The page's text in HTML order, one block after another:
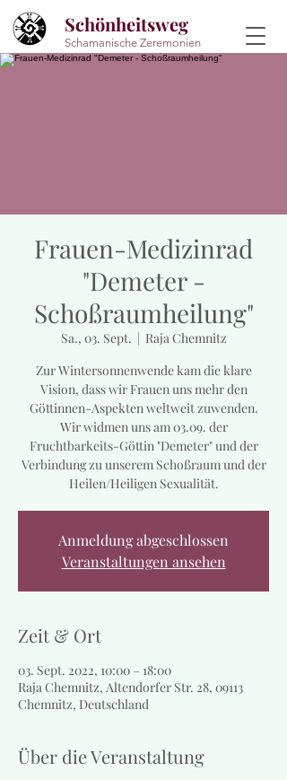
Schönheitsweg
Schamanische Zeremonien
Frauen-Medizinrad
"Demeter -
Schoßraumheilung"
Sa., 03. Sept.
  |
Raja Chemnitz
Zur Wintersonnenwende kam die klare
Vision, dass wir Frauen uns mehr den
Göttinnen-Aspekten weltweit zuwenden.
Wir widmen uns am 03.09. der
Fruchtbarkeits-Göttin "Demeter" und der
Verbindung zu unserem Schoßraum und der
Heilen/Heiligen Sexualität.
Anmeldung abgeschlossen
Veranstaltungen ansehen
Zeit & Ort
03. Sept. 2022, 10:00 – 18:00
Raja Chemnitz, Altendorfer Str. 28, 09113
Chemnitz, Deutschland
Über die Veranstaltung